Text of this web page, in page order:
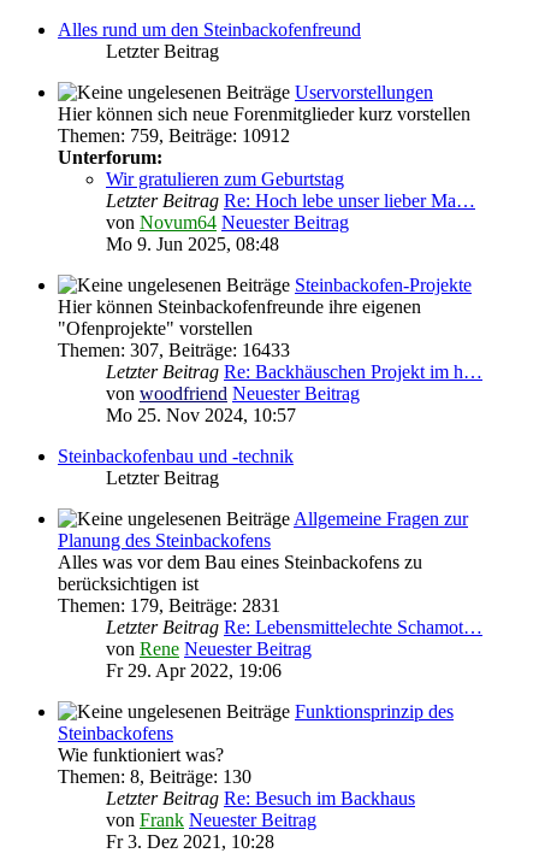
Alles rund um den Steinbackofenfreund
Letzter Beitrag
Uservorstellungen
Hier können sich neue Forenmitglieder kurz vorstellen
Themen: 759, Beiträge: 10912
Unterforum:
Wir gratulieren zum Geburtstag
Letzter Beitrag Re: Hoch lebe unser lieber Ma…
von Novum64 Neuester Beitrag
Mo 9. Jun 2025, 08:48
Steinbackofen-Projekte
Hier können Steinbackofenfreunde ihre eigenen
"Ofenprojekte" vorstellen
Themen: 307, Beiträge: 16433
Letzter Beitrag Re: Backhäuschen Projekt im h…
von woodfriend Neuester Beitrag
Mo 25. Nov 2024, 10:57
Steinbackofenbau und -technik
Letzter Beitrag
Allgemeine Fragen zur
Planung des Steinbackofens
Alles was vor dem Bau eines Steinbackofens zu
berücksichtigen ist
Themen: 179, Beiträge: 2831
Letzter Beitrag Re: Lebensmittelechte Schamot…
von Rene Neuester Beitrag
Fr 29. Apr 2022, 19:06
Funktionsprinzip des
Steinbackofens
Wie funktioniert was?
Themen: 8, Beiträge: 130
Letzter Beitrag Re: Besuch im Backhaus
von Frank Neuester Beitrag
Fr 3. Dez 2021, 10:28